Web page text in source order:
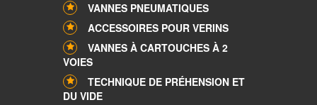
VANNES PNEUMATIQUES
ACCESSOIRES POUR VERINS
VANNES À CARTOUCHES À 2
VOIES
TECHNIQUE DE PRÉHENSION ET
DU VIDE